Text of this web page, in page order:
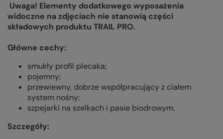
Uwaga! Elementy dodatkowego wyposażenia
widoczne na zdjęciach nie stanowią części
składowych produktu TRAIL PRO.
Główne cechy:
smukły profil plecaka;
pojemny;
przewiewny, dobrze współpracujący z ciałem
system nośny;
szpejarki na szelkach i pasie biodrowym.
Szczegóły: